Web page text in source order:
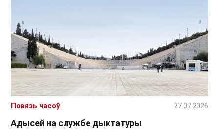
Адысей на службе дыктатуры
Повязь часоў 27.07.2026